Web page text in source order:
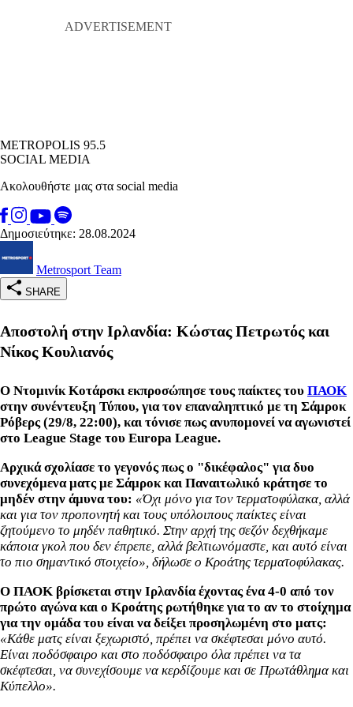
METROPOLIS 95.5
SOCIAL MEDIA
Ακολουθήστε μας στα social media
Δημοσιεύτηκε: 28.08.2024
Metrosport Team
SHARE
Αποστολή στην Ιρλανδία: Κώστας Πετρωτός και
Νίκος Κουλιανός
Ο Ντομινίκ Κοτάρσκι εκπροσώπησε τους παίκτες του ΠΑΟΚ
στην συνέντευξη Τύπου, για τον επαναληπτικό με τη Σάμροκ
Ρόβερς (29/8, 22:00), και τόνισε πως ανυπομονεί να αγωνιστεί
στο League Stage του Europa League.
Αρχικά σχολίασε το γεγονός πως ο "δικέφαλος" για δυο
συνεχόμενα ματς με Σάμροκ και Παναιτωλικό κράτησε το
μηδέν στην άμυνα του: «Όχι μόνο για τον τερματοφύλακα, αλλά
και για τον προπονητή και τους υπόλοιπους παίκτες είναι
ζητούμενο το μηδέν παθητικό. Στην αρχή της σεζόν δεχθήκαμε
κάποια γκολ που δεν έπρεπε, αλλά βελτιωνόμαστε, και αυτό είναι
το πιο σημαντικό στοιχείο», δήλωσε ο Κροάτης τερματοφύλακας.
Ο ΠΑΟΚ βρίσκεται στην Ιρλανδία έχοντας ένα 4-0 από τον
πρώτο αγώνα και ο Κροάτης ρωτήθηκε για το αν το στοίχημα
για την ομάδα του είναι να δείξει προσηλωμένη στο ματς:
«Κάθε ματς είναι ξεχωριστό, πρέπει να σκέφτεσαι μόνο αυτό.
Είναι ποδόσφαιρο και στο ποδόσφαιρο όλα πρέπει να τα
σκέφτεσαι, να συνεχίσουμε να κερδίζουμε και σε Πρωτάθλημα και
Κύπελλο».